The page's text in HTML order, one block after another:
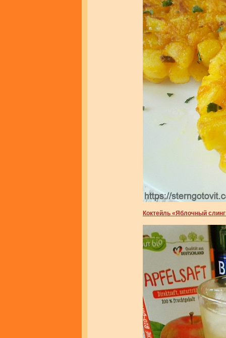
Коктейль «Яблочный